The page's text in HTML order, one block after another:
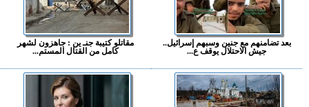
بعد تضامنهم مع جنين وسبهم إسرائيل..
جيش الاحتلال يوقف ع...
مقاتلو كتيبة جنـ ين : جاهزون لشهر
كامل من القتال المستم...